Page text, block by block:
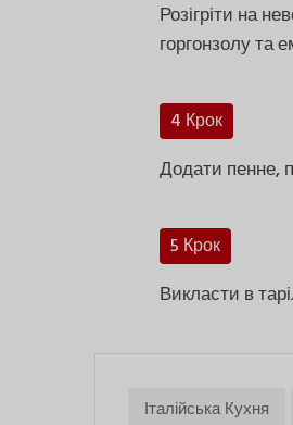
Розігріти на
горгонзолу та
4 Крок
Додати пенне,
5 Крок
Викласти в
Італійська Кухня